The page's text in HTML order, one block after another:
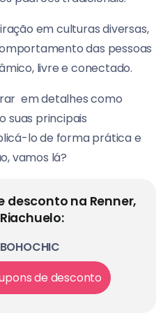
em culturas diversas,
das pessoas
livre e conectado.
em detalhes como
suas principais
lo de forma prática e
vamos lá?
desconto na Renner,
BOHOCHIC
de desconto